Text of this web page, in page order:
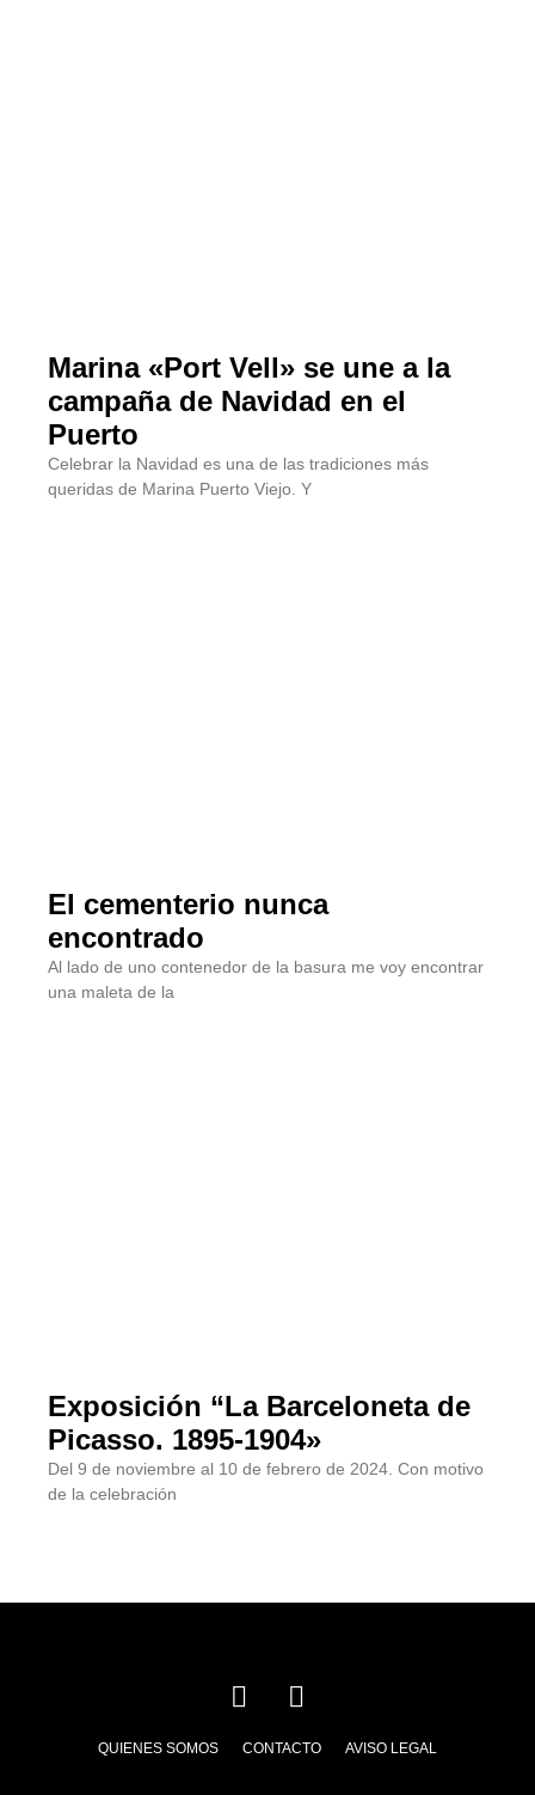
Marina «Port Vell» se une a la
campaña de Navidad en el
Puerto
Celebrar la Navidad es una de las tradiciones más
queridas de Marina Puerto Viejo. Y
El cementerio nunca
encontrado
Al lado de uno contenedor de la basura me voy encontrar
una maleta de la
Exposición “La Barceloneta de
Picasso. 1895-1904»
Del 9 de noviembre al 10 de febrero de 2024. Con motivo
de la celebración
QUIENES SOMOS CONTACTO AVISO LEGAL